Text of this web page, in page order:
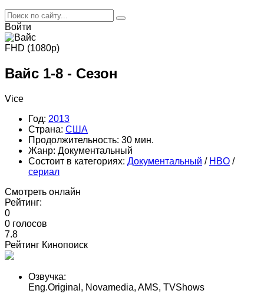
Войти
FHD (1080p)
Вайс 1-8 - Сезон
Vice
Год: 2013
Страна: США
Продолжительность: 30 мин.
Жанр: Документальный
Состоит в категориях: Документальный / HBO /
cериал
Смотреть онлайн
Рейтинг:
0
0 голосов
7.8
Рейтинг Кинопоиск
Озвучка:
Eng.Original, Novamedia, AMS, TVShows